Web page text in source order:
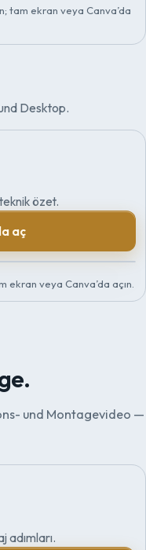
tam ekran veya Canva’da
Desktop.
özet.
aç
veya Canva’da açın.
und Montagevideo —
adımları.